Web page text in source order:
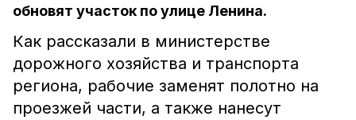
обновят участок по улице Ленина.
Как рассказали в министерстве
дорожного хозяйства и транспорта
региона, рабочие заменят полотно на
проезжей части, а также нанесут